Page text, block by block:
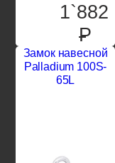
1`882
P
Замок навесной
Palladium 100S-
65L